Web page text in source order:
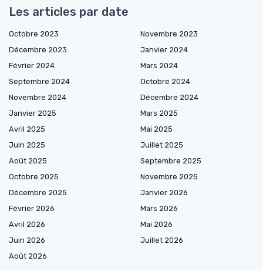
Les articles par date
Octobre 2023
Novembre 2023
Décembre 2023
Janvier 2024
Février 2024
Mars 2024
Septembre 2024
Octobre 2024
Novembre 2024
Décembre 2024
Janvier 2025
Mars 2025
Avril 2025
Mai 2025
Juin 2025
Juillet 2025
Août 2025
Septembre 2025
Octobre 2025
Novembre 2025
Décembre 2025
Janvier 2026
Février 2026
Mars 2026
Avril 2026
Mai 2026
Juin 2026
Juillet 2026
Août 2026